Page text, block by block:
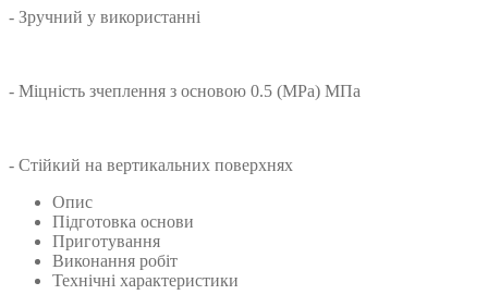
- Зручний у використанні
- Міцність зчеплення з основою 0.5 (MPa) МПа
- Стійкий на вертикальних поверхнях
Опис
Підготовка основи
Приготування
Виконання робіт
Технічні характеристики